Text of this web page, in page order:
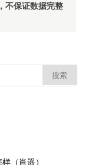
不保证数据完整
（肖遥）